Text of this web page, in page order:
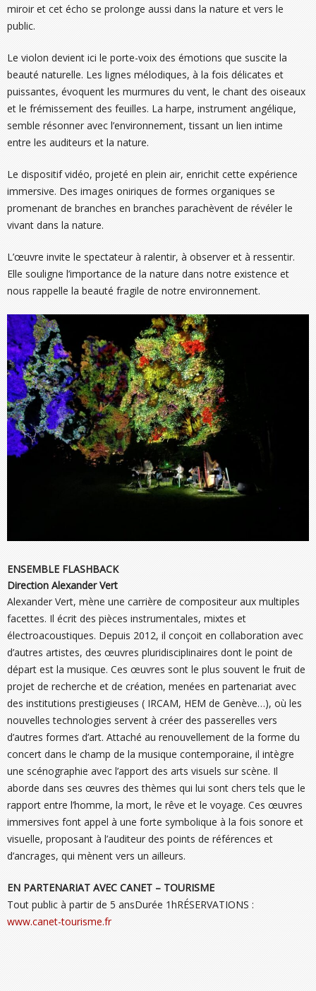
miroir et cet écho se prolonge aussi dans la nature et vers le
public.
Le violon devient ici le porte-voix des émotions que suscite la
beauté naturelle. Les lignes mélodiques, à la fois délicates et
puissantes, évoquent les murmures du vent, le chant des oiseaux
et le frémissement des feuilles. La harpe, instrument angélique,
semble résonner avec l’environnement, tissant un lien intime
entre les auditeurs et la nature.
Le dispositif vidéo, projeté en plein air, enrichit cette expérience
immersive. Des images oniriques de formes organiques se
promenant de branches en branches parachèvent de révéler le
vivant dans la nature.
L’œuvre invite le spectateur à ralentir, à observer et à ressentir.
Elle souligne l’importance de la nature dans notre existence et
nous rappelle la beauté fragile de notre environnement.
ENSEMBLE FLASHBACK
Direction Alexander Vert
Alexander Vert, mène une carrière de compositeur aux multiples
facettes. Il écrit des pièces instrumentales, mixtes et
électroacoustiques. Depuis 2012, il conçoit en collaboration avec
d’autres artistes, des œuvres pluridisciplinaires dont le point de
départ est la musique. Ces œuvres sont le plus souvent le fruit de
projet de recherche et de création, menées en partenariat avec
des institutions prestigieuses ( IRCAM, HEM de Genève…), où les
nouvelles technologies servent à créer des passerelles vers
d’autres formes d’art. Attaché au renouvellement de la forme du
concert dans le champ de la musique contemporaine, il intègre
une scénographie avec l’apport des arts visuels sur scène. Il
aborde dans ses œuvres des thèmes qui lui sont chers tels que le
rapport entre l’homme, la mort, le rêve et le voyage. Ces œuvres
immersives font appel à une forte symbolique à la fois sonore et
visuelle, proposant à l’auditeur des points de références et
d’ancrages, qui mènent vers un ailleurs.
EN PARTENARIAT AVEC CANET – TOURISME
Tout public à partir de 5 ansDurée 1hRÉSERVATIONS :
www.canet-tourisme.fr